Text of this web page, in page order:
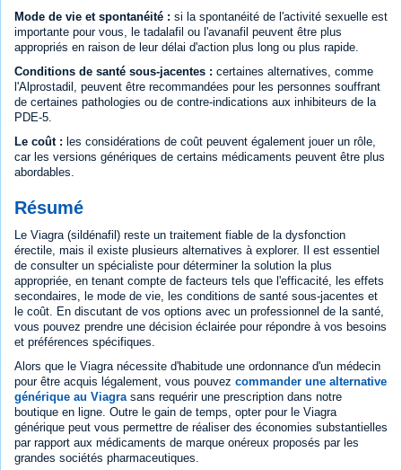
Mode de vie et spontanéité : si la spontanéité de l'activité sexuelle est
importante pour vous, le tadalafil ou l'avanafil peuvent être plus
appropriés en raison de leur délai d'action plus long ou plus rapide.
Conditions de santé sous-jacentes : certaines alternatives, comme
l'Alprostadil, peuvent être recommandées pour les personnes souffrant
de certaines pathologies ou de contre-indications aux inhibiteurs de la
PDE-5.
Le coût : les considérations de coût peuvent également jouer un rôle,
car les versions génériques de certains médicaments peuvent être plus
abordables.
Résumé
Le Viagra (sildénafil) reste un traitement fiable de la dysfonction
érectile, mais il existe plusieurs alternatives à explorer. Il est essentiel
de consulter un spécialiste pour déterminer la solution la plus
appropriée, en tenant compte de facteurs tels que l'efficacité, les effets
secondaires, le mode de vie, les conditions de santé sous-jacentes et
le coût. En discutant de vos options avec un professionnel de la santé,
vous pouvez prendre une décision éclairée pour répondre à vos besoins
et préférences spécifiques.
Alors que le Viagra nécessite d'habitude une ordonnance d'un médecin
pour être acquis légalement, vous pouvez commander une alternative
générique au Viagra sans requérir une prescription dans notre
boutique en ligne. Outre le gain de temps, opter pour le Viagra
générique peut vous permettre de réaliser des économies substantielles
par rapport aux médicaments de marque onéreux proposés par les
grandes sociétés pharmaceutiques.